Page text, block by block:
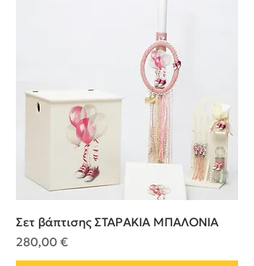
Σετ βάπτισης ΣΤΑΡΑΚΙΑ ΜΠΑΛΟΝΙΑ
Τιμή
280,00 €